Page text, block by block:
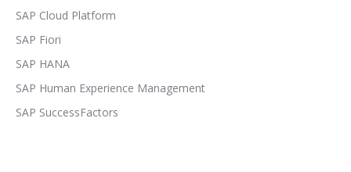
SAP Cloud Platform
SAP Fiori
SAP HANA
SAP Human Experience Management
SAP SuccessFactors